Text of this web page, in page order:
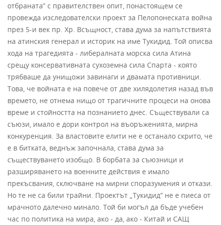
отбраната” с правителствен опит, понастоящем се
провежда изследователски проект за Пелопонеската война
през 5-и век пр. Хр. Всъщност, става дума за напътствията
на атинския генерал и историк на име Тукидид. Той описва
хода на трагедията - либералната морска сила Атина
срещу консервативната сухоземна сила Спарта - която
трябваше да унищожи завинаги и двамата противници.
Това, че войната е на повече от две хилядолетия назад във
времето, не отнема нищо от трагичните процеси на онова
време и стойността на познанието днес. Съществували са
съюзи, имало е дори контрол на въоръженията, мирна
конкуренция. За властовите елити не е останало скрито, че
е в битката, веднъж започнала, става дума за
съществуването изобщо. В борбата за съюзници и
разширяването на военните действия е имало
прекъсвания, сключване на мирни споразумения и откази.
Но те не са били трайни. Проектът „Тукидид” не е пиеса от
мрачното далечно минало. Той би могъл да бъде учебен
час по политика на мира, ако - да, ако - Китай и САЩ